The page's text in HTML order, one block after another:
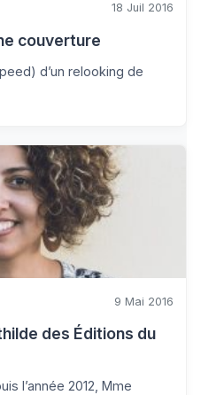
18 Juil 2016
couverture
d’un relooking de
9 Mai 2016
des Éditions du
l’année 2012, Mme